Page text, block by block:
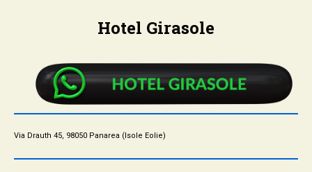
Hotel Girasole
Via Drauth 45, 98050 Panarea (Isole Eolie)